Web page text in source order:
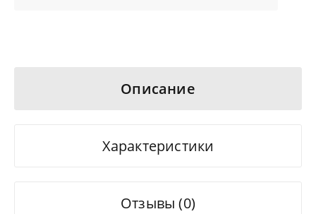
Описание
Характеристики
Отзывы (0)